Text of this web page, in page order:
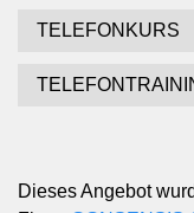
TELEFONKURS
Dieses Angebot